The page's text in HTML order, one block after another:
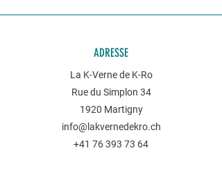
ADRESSE
La K-Verne de K-Ro
Rue du Simplon 34
1920 Martigny
info@lakvernedekro.ch
+41 76 393 73 64